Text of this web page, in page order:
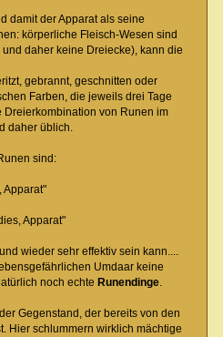
damit der Apparat als seine
körperliche Fleisch-Wesen sind
daher keine Dreiecke), kann die
gebrannt, geschnitten oder
Farben, die jeweils drei Tage
Dreierkombination von Runen im
daher üblich.
sind:
Apparat"
Apparat"
wieder sehr effektiv sein kann....
Umdaar keine
noch echte Runendinge.
Gegenstand, der bereits von den
Hier schlummern wirklich mächtige